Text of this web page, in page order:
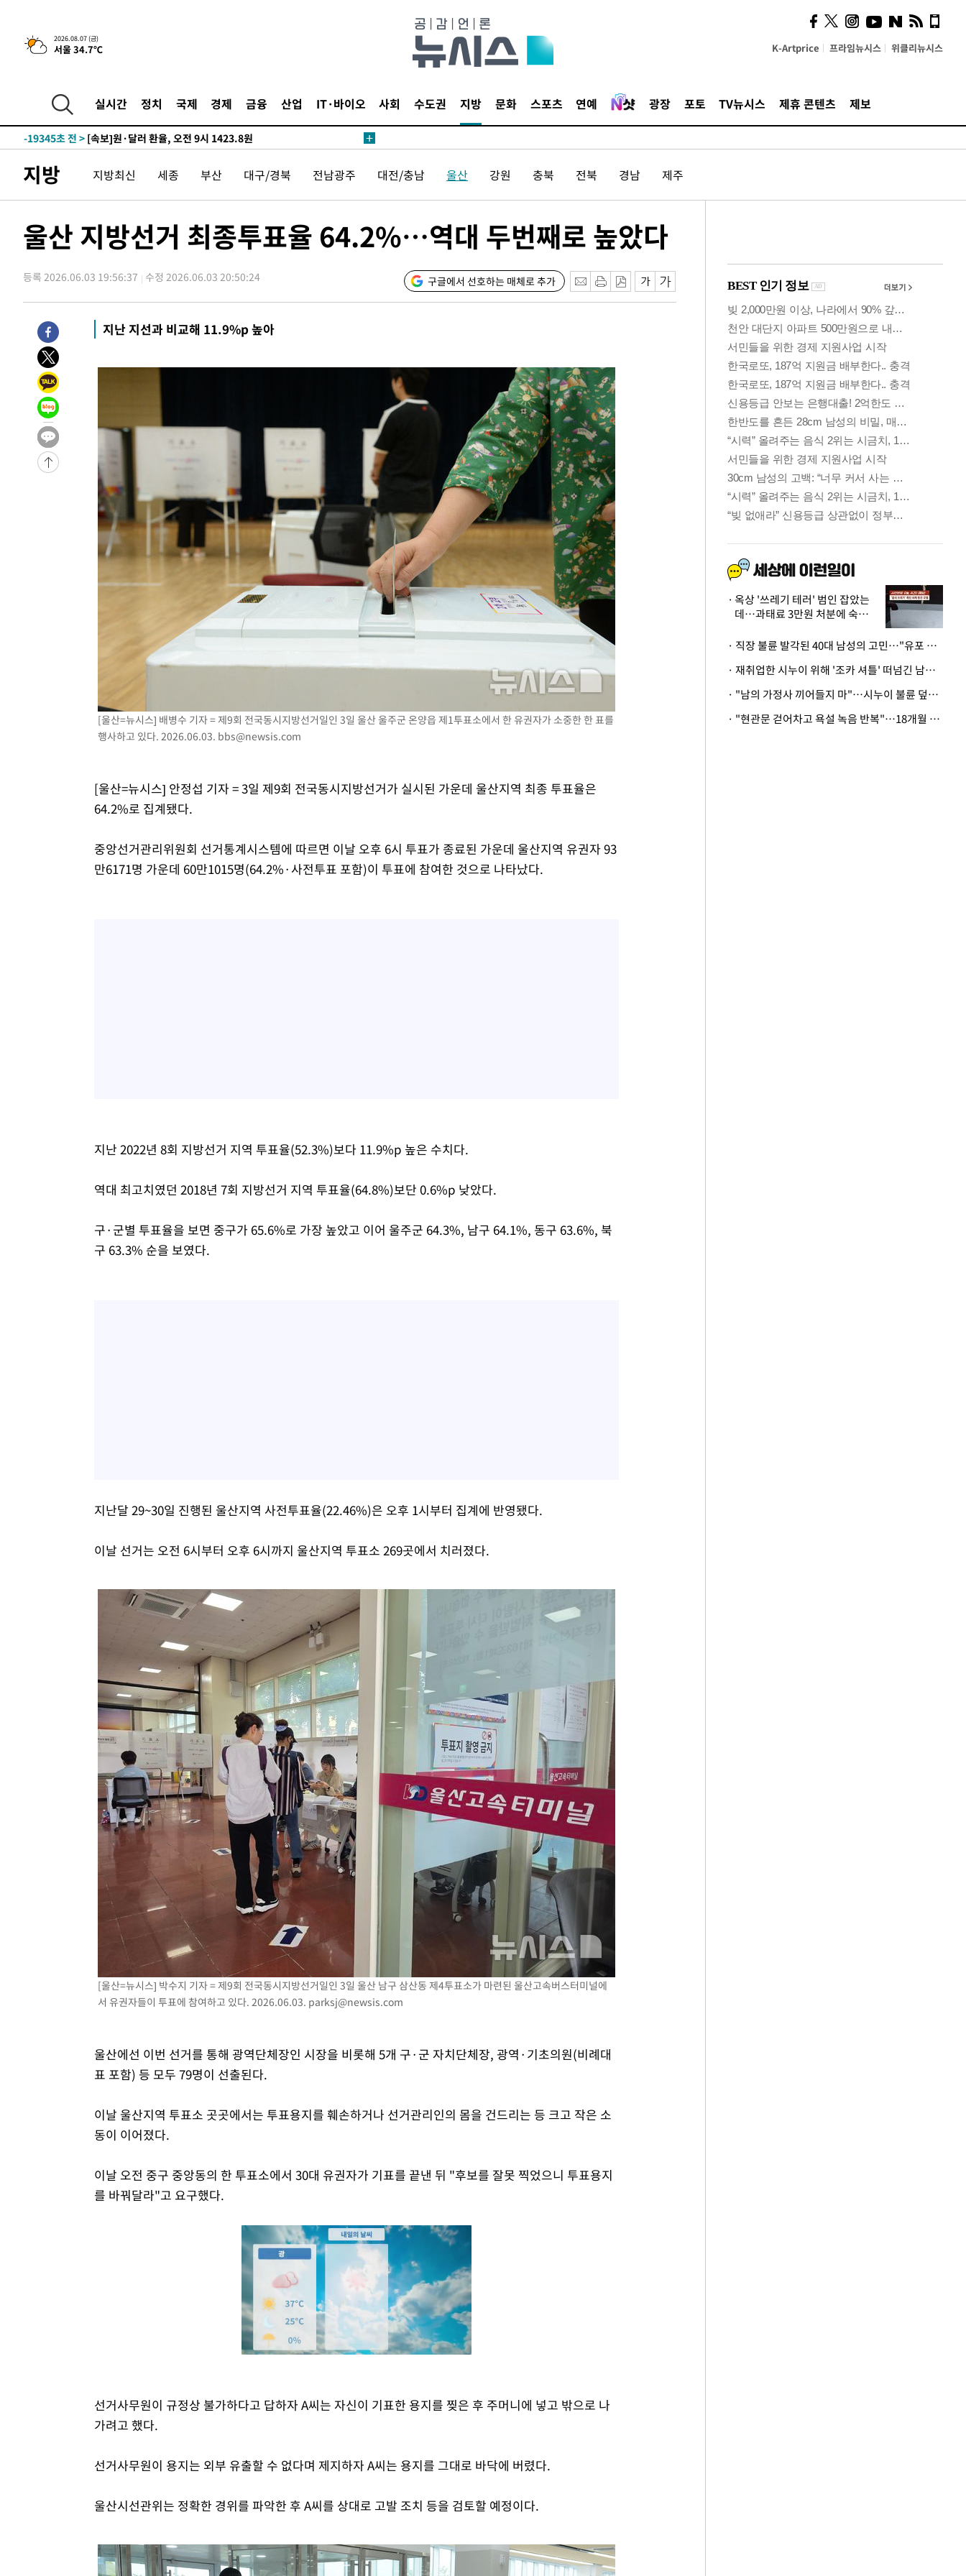
2026.08.07 (금)
서울 34.7℃ K-Artprice 프라임뉴시스 위클리뉴시스
실시간 정치 국제 경제 금융 산업 IT·바이오 사회 수도권 지방 문화 스포츠 연예 광장 포토 TV뉴시스 제휴 콘텐츠 제보
-22002초 전 >[속보]'300억원대 사기 혐의' 차가원 대표 구속 송치
-21196초 전 >
-19590초 전 >
[속보]합수본, '투표율 허위 입력' 중앙·서울·경기도 선관위 등 9곳
-19345초 전 >
-19141초 전 > [속보]삼성전자·SK하이닉스 동반 강보합…1%대 상승 출발
-19095초 전 >
[속보]코스피, 6300선 재탈환…1.09% 오른 6365.07 개장
-16260초 전 >시리아 다마스쿠스 교외에서 미니버스 폭발.. 14명 부상, 3명은 중
-10522초 전 >이란, 호르무즈서 "적국 목표물들"과 대치로 남부 케슘섬에서 두차
효
-7388초 전 >[속보]트럼프, 美 원정출산 금지 행정명령 서명
-5088초 전 >[속보] 뉴욕증시, 일제 하락 마감…나스닥 0.06%↓
-29146초 전 >
[속보] 7월 중국 수출 23.9%↑ 수입 27.5%↑…무역총액
25.3%↑
-26306초 전 > [속보]'채상병 순직 책임' 임성근, 항소심도 징역 3년
-26172초 전 >
-22772초 전 >
-22022초 전 >
-21216초 전 >
-19729초 전 >
[속보]경찰·노동부, HL만도 평택사업장 끼임 사망 관련 압수수색
-19610초 전 >
[속보]합수본, '투표율 허위 입력' 중앙·서울·경기도 선관위 등 9곳
[속보]원·달러 환율, 오전 9시 1423.8원
[속보]삼성전자·SK하이닉스 동반 강보합…1%대 상승 출발
[속보]코스닥, 5.95포인트(0.74%) 상승한 807.62개장
[속보]코스피, 6300선 재탈환…1.09% 오른 6365.07 개장
시리아 다마스쿠스 교외에서 미니버스 폭발.. 14명 부상, 3명은 중
입추에도 극한더위…서울 낮 39도 '폭염중대경보'
이란, 호르무즈서 "적국 목표물들"과 대치로 남부 케슘섬에서 두차
[속보]美, 폴리실리콘 수입 규제…파생제품 15% 관세, 120일 후 발
[속보]트럼프, 美 원정출산 금지 행정명령 서명
[속보] 뉴욕증시, 일제 하락 마감…나스닥 0.06%↓
지방 지방최신 세종 부산 대구/경북 전남광주 대전/충남 울산 강원 충북 전북 경남 제주
울산 지방선거 최종투표율 64.2%…역대 두번째로 높았다
등록 2026.06.03 19:56:37 수정 2026.06.03 20:50:24 구글에서 선호하는 매체로 추가
지난 지선과 비교해 11.9%p 높아
[울산=뉴시스] 배병수 기자 = 제9회 전국동시지방선거일인 3일 울산 울주군 온양읍 제1투표소에서 한 유권자가 소중한 한 표를
행사하고 있다. 2026.06.03. bbs@newsis.com
[울산=뉴시스] 안정섭 기자 = 3일 제9회 전국동시지방선거가 실시된 가운데 울산지역 최종 투표율은
64.2%로 집계됐다.
중앙선거관리위원회 선거통계시스템에 따르면 이날 오후 6시 투표가 종료된 가운데 울산지역 유권자 93
만6171명 가운데 60만1015명(64.2%·사전투표 포함)이 투표에 참여한 것으로 나타났다.
지난 2022년 8회 지방선거 지역 투표율(52.3%)보다 11.9%p 높은 수치다.
역대 최고치였던 2018년 7회 지방선거 지역 투표율(64.8%)보단 0.6%p 낮았다.
구·군별 투표율을 보면 중구가 65.6%로 가장 높았고 이어 울주군 64.3%, 남구 64.1%, 동구 63.6%, 북
구 63.3% 순을 보였다.
지난달 29~30일 진행된 울산지역 사전투표율(22.46%)은 오후 1시부터 집계에 반영됐다.
이날 선거는 오전 6시부터 오후 6시까지 울산지역 투표소 269곳에서 치러졌다.
[울산=뉴시스] 박수지 기자 = 제9회 전국동시지방선거일인 3일 울산 남구 삼산동 제4투표소가 마련된 울산고속버스터미널에
서 유권자들이 투표에 참여하고 있다. 2026.06.03. parksj@newsis.com
울산에선 이번 선거를 통해 광역단체장인 시장을 비롯해 5개 구·군 자치단체장, 광역·기초의원(비례대
표 포함) 등 모두 79명이 선출된다.
이날 울산지역 투표소 곳곳에서는 투표용지를 훼손하거나 선거관리인의 몸을 건드리는 등 크고 작은 소
동이 이어졌다.
이날 오전 중구 중앙동의 한 투표소에서 30대 유권자가 기표를 끝낸 뒤 "후보를 잘못 찍었으니 투표용지
를 바꿔달라"고 요구했다.
Mute
선거사무원이 규정상 불가하다고 답하자 A씨는 자신이 기표한 용지를 찢은 후 주머니에 넣고 밖으로 나
가려고 했다.
선거사무원이 용지는 외부 유출할 수 없다며 제지하자 A씨는 용지를 그대로 바닥에 버렸다.
울산시선관위는 정확한 경위를 파악한 후 A씨를 상대로 고발 조치 등을 검토할 예정이다.
시, 스마트폰 액세서리에
NFC 더했다
옥상 '쓰레기 테러' 범인 잡았는
데…과태료 3만원 처분에 숙박업
· 직장 불륜 발각된 40대 남성의 고민…"유포 동료 명예훼손·협박죄 고소 가능할까"
· 재취업한 시누이 위해 '조카 셔틀' 떠넘긴 남편…아내 "난 못한다"
· "남의 가정사 끼어들지 마"…시누이 불륜 덮으려는 남편에 억울한 아내
· "현관문 걷어차고 욕설 녹음 반복"…18개월 아기 키우는 집 뒤흔든 '앞집의 비극'